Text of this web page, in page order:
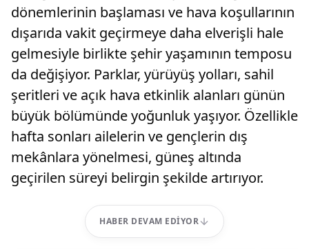
dönemlerinin başlaması ve hava koşullarının
dışarıda vakit geçirmeye daha elverişli hale
gelmesiyle birlikte şehir yaşamının temposu
da değişiyor. Parklar, yürüyüş yolları, sahil
şeritleri ve açık hava etkinlik alanları günün
büyük bölümünde yoğunluk yaşıyor. Özellikle
hafta sonları ailelerin ve gençlerin dış
mekânlara yönelmesi, güneş altında
geçirilen süreyi belirgin şekilde artırıyor.
HABER DEVAM EDIYOR